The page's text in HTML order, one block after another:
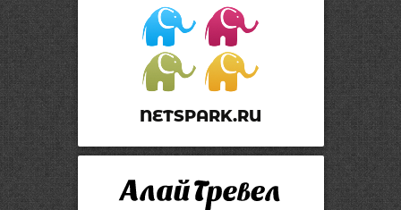
NETSPARK.RU